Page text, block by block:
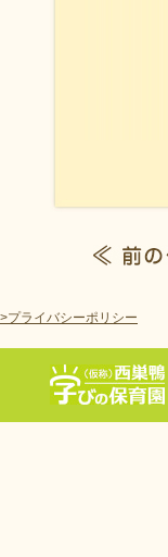
>プライバシーポリシー